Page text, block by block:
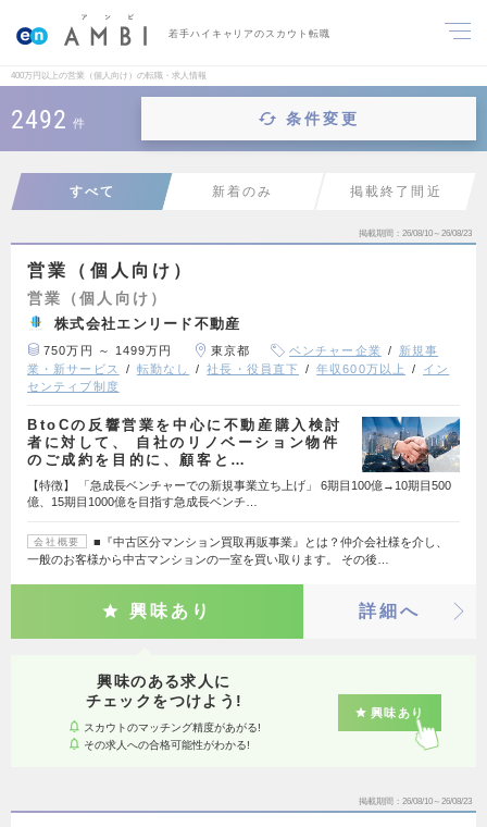
若手ハイキャリアのスカウト転職
400万円以上の営業（個人向け）の転職・求人情報
2492 件 条件変更
すべて 新着のみ 掲載終了間近
掲載期間 26/08/10～26/08/23
営業（個人向け）
営業（個人向け）
株式会社エンリード不動産
750万円 ～ 1499万円 東京都 ベンチャー企業
新規事
業・新サービス
転勤なし 社長・役員直下 年収600万以上
イン
センティブ制度
BtoCの反響営業を中心に不動産購入検討
者に対して、 自社のリノベーション物件
のご成約を目的に、顧客と…
【特徴】 「急成長ベンチャーでの新規事業立ち上げ」 6期目100億→10期目500
億、15期目1000億を目指す急成長ベンチ…
会社概要
■『中古区分マンション買取再販事業』とは？仲介会社様を介し、
一般のお客様から中古マンションの一室を買い取ります。 その後…
興味あり 詳細へ
興味のある求人に
チェックをつけよう!
スカウトのマッチング精度があがる!
その求人への合格可能性がわかる!
興味あり
掲載期間 26/08/10～26/08/23